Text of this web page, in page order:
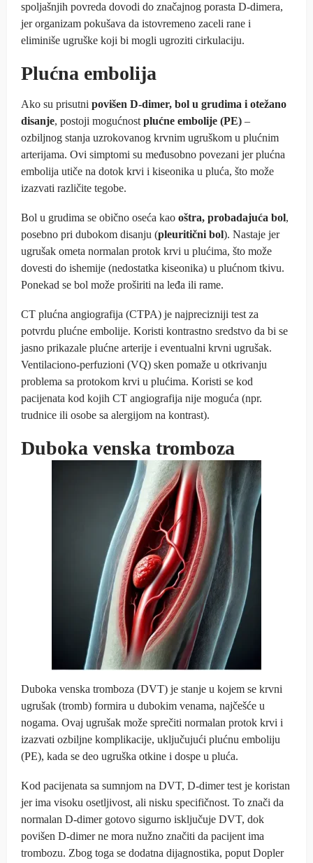
spoljašnjih povreda dovodi do značajnog porasta D-dimera,
jer organizam pokušava da istovremeno zaceli rane i
eliminiše ugruške koji bi mogli ugroziti cirkulaciju.
Plućna embolija
Ako su prisutni povišen D-dimer, bol u grudima i otežano
disanje, postoji mogućnost plućne embolije (PE) –
ozbiljnog stanja uzrokovanog krvnim ugruškom u plućnim
arterijama. Ovi simptomi su međusobno povezani jer plućna
embolija utiče na dotok krvi i kiseonika u pluća, što može
izazvati različite tegobe.
Bol u grudima se obično oseća kao oštra, probadajuća bol,
posebno pri dubokom disanju (pleuritični bol). Nastaje jer
ugrušak ometa normalan protok krvi u plućima, što može
dovesti do ishemije (nedostatka kiseonika) u plućnom tkivu.
Ponekad se bol može proširiti na leđa ili rame.
CT plućna angiografija (CTPA) je najprecizniji test za
potvrdu plućne embolije. Koristi kontrastno sredstvo da bi se
jasno prikazale plućne arterije i eventualni krvni ugrušak.
Ventilaciono-perfuzioni (VQ) sken pomaže u otkrivanju
problema sa protokom krvi u plućima. Koristi se kod
pacijenata kod kojih CT angiografija nije moguća (npr.
trudnice ili osobe sa alergijom na kontrast).
Duboka venska tromboza
Duboka venska tromboza (DVT) je stanje u kojem se krvni
ugrušak (tromb) formira u dubokim venama, najčešće u
nogama. Ovaj ugrušak može sprečiti normalan protok krvi i
izazvati ozbiljne komplikacije, uključujući plućnu emboliju
(PE), kada se deo ugruška otkine i dospe u pluća.
Kod pacijenata sa sumnjom na DVT, D-dimer test je koristan
jer ima visoku osetljivost, ali nisku specifičnost. To znači da
normalan D-dimer gotovo sigurno isključuje DVT, dok
povišen D-dimer ne mora nužno značiti da pacijent ima
trombozu. Zbog toga se dodatna dijagnostika, poput Dopler